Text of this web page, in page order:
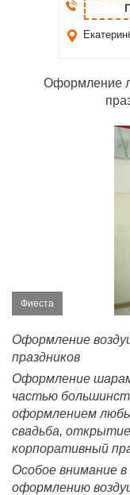
Оформление
Фиеста
Оформление
праздников
Оформление
частью
оформлением
свадьба,
корпоративный
Особое внимание
оформлению